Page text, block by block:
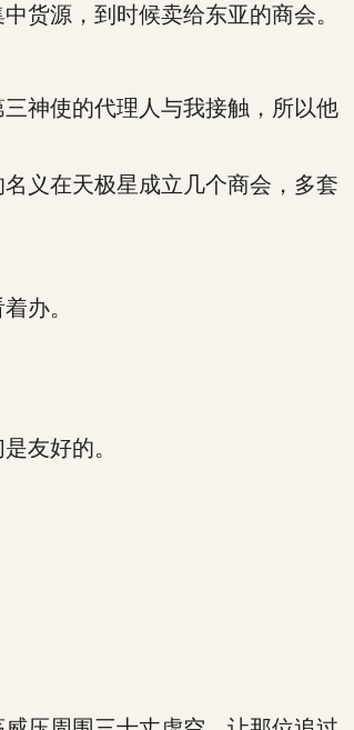
源，到时候卖给东亚的商会。
神使的代理人与我接触，所以他
义在天极星成立几个商会，多套
办。
友好的。